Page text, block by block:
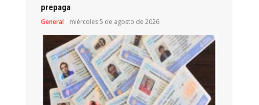
prepaga
General miércoles 5 de agosto de 2026